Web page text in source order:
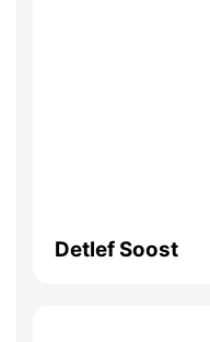
Detlef Soost